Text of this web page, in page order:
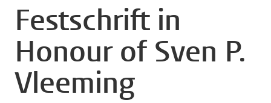
Festschrift in
Honour of Sven P.
Vleeming